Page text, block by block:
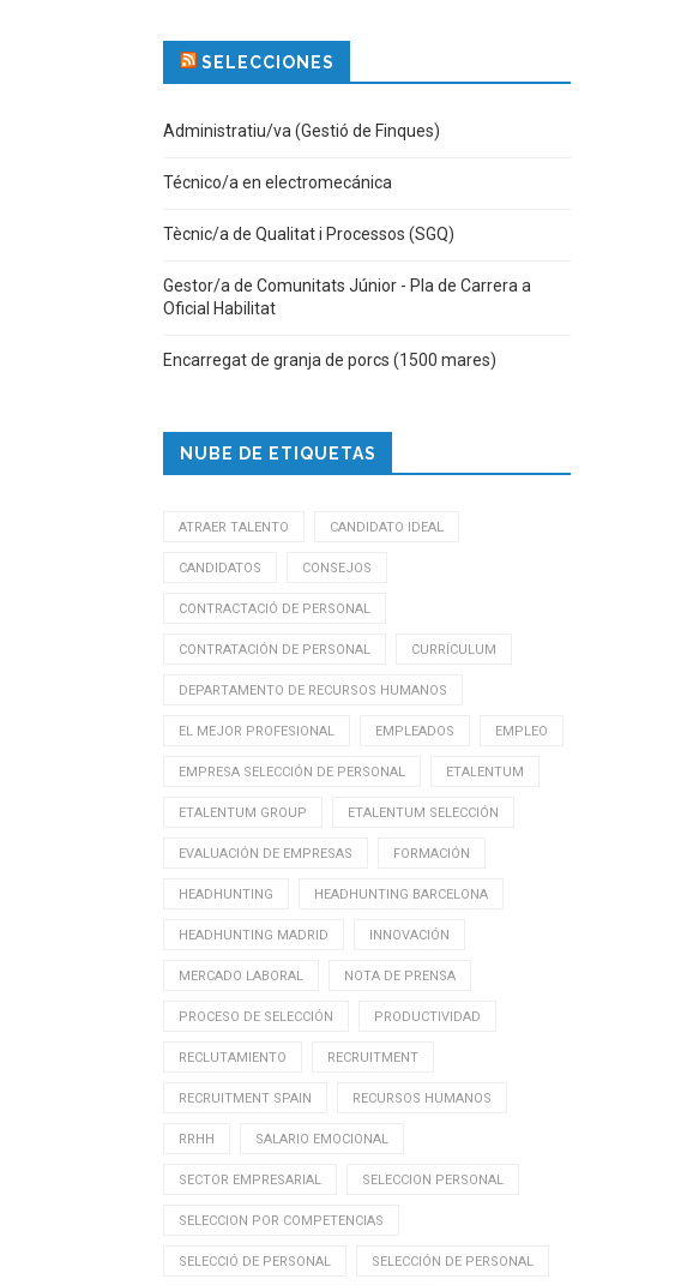
SELECCIONES
Administratiu/va (Gestió de Finques)
Técnico/a en electromecánica
Tècnic/a de Qualitat i Processos (SGQ)
Gestor/a de Comunitats Júnior - Pla de Carrera a
Oficial Habilitat
Encarregat de granja de porcs (1500 mares)
NUBE DE ETIQUETAS
ATRAER TALENTO CANDIDATO IDEAL
CANDIDATOS CONSEJOS
CONTRACTACIÓ DE PERSONAL
CONTRATACIÓN DE PERSONAL CURRÍCULUM
DEPARTAMENTO DE RECURSOS HUMANOS
EL MEJOR PROFESIONAL EMPLEADOS EMPLEO
EMPRESA SELECCIÓN DE PERSONAL ETALENTUM
ETALENTUM GROUP ETALENTUM SELECCIÓN
EVALUACIÓN DE EMPRESAS FORMACIÓN
HEADHUNTING HEADHUNTING BARCELONA
HEADHUNTING MADRID INNOVACIÓN
MERCADO LABORAL NOTA DE PRENSA
PROCESO DE SELECCIÓN PRODUCTIVIDAD
RECLUTAMIENTO RECRUITMENT
RECRUITMENT SPAIN RECURSOS HUMANOS
RRHH SALARIO EMOCIONAL
SECTOR EMPRESARIAL SELECCION PERSONAL
SELECCION POR COMPETENCIAS
SELECCIÓ DE PERSONAL SELECCIÓN DE PERSONAL